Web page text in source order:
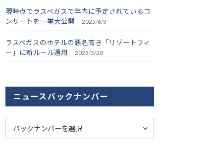
現時点でラスベガスで年内に予定されているコ
ンサートを一挙大公開
2025/6/3
ラスベガスのホテルの悪名高き「リゾートフィ
ー」に新ルール適用
2025/5/20
ニュースバックナンバー